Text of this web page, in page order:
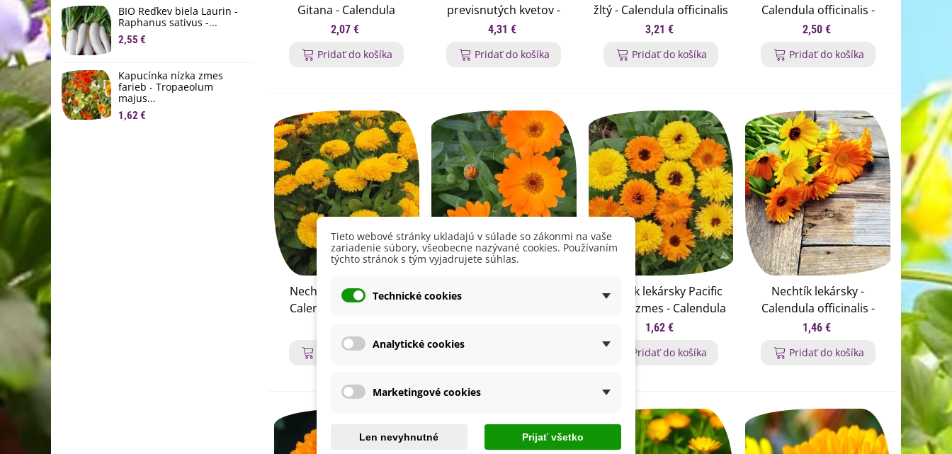
BIO Reďkev biela Laurin -
Raphanus sativus -...
2,55 €
Kapucínka nízka zmes
farieb - Tropaeolum
majus...
1,62 €
Eukalyptus Baby Blue -
4,08 €
Gitana - Calendula
officinalis - semená
2,07 €
Pridať do košíka
previsnutých kvetov -
výsevný pásik - 5 m
4,31 €
Pridať do košíka
žltý - Calendula officinalis
- semená nechtíka - 20 ks
3,21 €
Pridať do košíka
Calendula officinalis -
semená nechtíka - 40 ks
2,50 €
Pridať do košíka
Nechtík lekársky žltý -
Calendula officinalis -
Pridať do košíka
Nechtík lekársky Orange
nechtíka - 60 ks
Nechtík lekársky Pacific
Beauty zmes - Calendula
officinalis - semená
1,62 €
Pridať do košíka
Nechtík lekársky -
Calendula officinalis -
semená nechtíka - 30 ks
1,46 €
Pridať do košíka
Tieto webové stránky ukladajú v súlade so zákonmi na vaše
zariadenie súbory, všeobecne nazývané cookies. Používaním
týchto stránok s tým vyjadrujete súhlas.
Technické cookies
Analytické cookies
Marketingové cookies
Len nevyhnutné Prijať všetko